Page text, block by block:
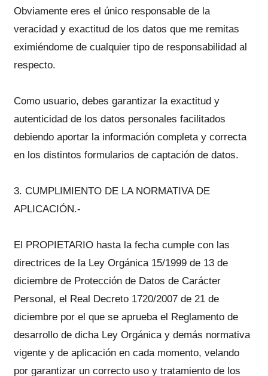
Obviamente eres el único responsable de la
veracidad y exactitud de los datos que me remitas
eximiéndome de cualquier tipo de responsabilidad al
respecto.
Como usuario, debes garantizar la exactitud y
autenticidad de los datos personales facilitados
debiendo aportar la información completa y correcta
en los distintos formularios de captación de datos.
3. CUMPLIMIENTO DE LA NORMATIVA DE
APLICACIÓN.-
El PROPIETARIO hasta la fecha cumple con las
directrices de la Ley Orgánica 15/1999 de 13 de
diciembre de Protección de Datos de Carácter
Personal, el Real Decreto 1720/2007 de 21 de
diciembre por el que se aprueba el Reglamento de
desarrollo de dicha Ley Orgánica y demás normativa
vigente y de aplicación en cada momento, velando
por garantizar un correcto uso y tratamiento de los